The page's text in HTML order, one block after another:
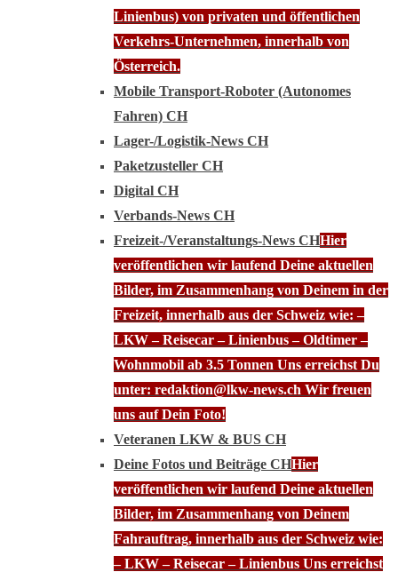
Linienbus) von privaten und öffentlichen
Verkehrs-Unternehmen, innerhalb von
Österreich.
Mobile Transport-Roboter (Autonomes
Fahren) CH
Lager-/Logistik-News CH
Paketzusteller CH
Digital CH
Verbands-News CH
Freizeit-/Veranstaltungs-News CHHier
veröffentlichen wir laufend Deine aktuellen
Bilder, im Zusammenhang von Deinem in der
Freizeit, innerhalb aus der Schweiz wie: –
LKW – Reisecar – Linienbus – Oldtimer –
Wohnmobil ab 3.5 Tonnen Uns erreichst Du
unter: redaktion@lkw-news.ch Wir freuen
uns auf Dein Foto!
Veteranen LKW & BUS CH
Deine Fotos und Beiträge CHHier
veröffentlichen wir laufend Deine aktuellen
Bilder, im Zusammenhang von Deinem
Fahrauftrag, innerhalb aus der Schweiz wie:
– LKW – Reisecar – Linienbus Uns erreichst